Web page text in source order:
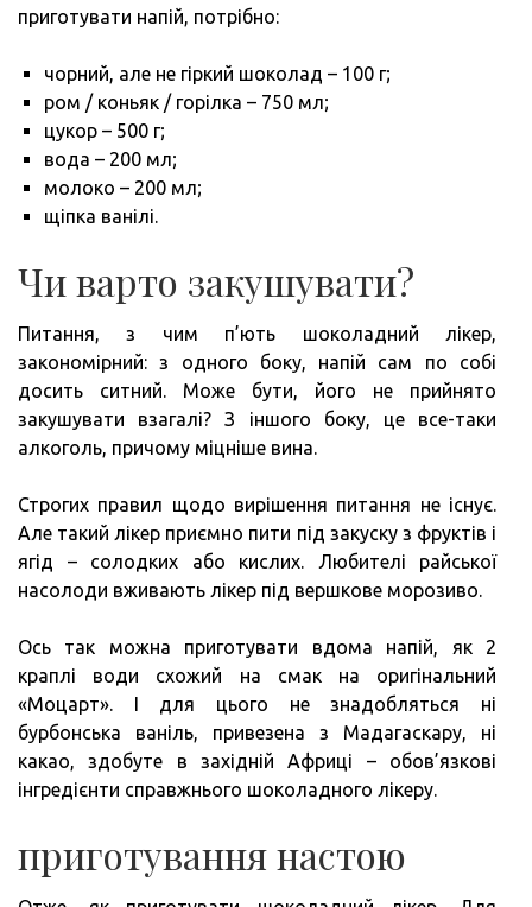
приготувати напій, потрібно:
чорний, але не гіркий шоколад – 100 г;
ром / коньяк / горілка – 750 мл;
цукор – 500 г;
вода – 200 мл;
молоко – 200 мл;
щіпка ванілі.
Чи варто закушувати?
Питання, з чим п’ють шоколадний лікер,
закономірний: з одного боку, напій сам по собі
досить ситний. Може бути, його не прийнято
закушувати взагалі? З іншого боку, це все-таки
алкоголь, причому міцніше вина.
Строгих правил щодо вирішення питання не існує.
Але такий лікер приємно пити під закуску з фруктів і
ягід – солодких або кислих. Любителі райської
насолоди вживають лікер під вершкове морозиво.
Ось так можна приготувати вдома напій, як 2
краплі води схожий на смак на оригінальний
«Моцарт». І для цього не знадобляться ні
бурбонська ваніль, привезена з Мадагаскару, ні
какао, здобуте в західній Африці – обов’язкові
інгредієнти справжнього шоколадного лікеру.
приготування настою